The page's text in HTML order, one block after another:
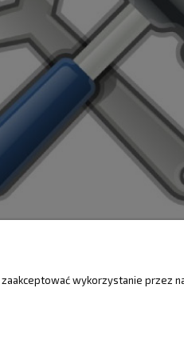
O FIRMIE
wykorzystanie przez